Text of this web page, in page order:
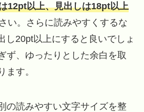
12pt以上、見出しは18pt以上
い。さらに読みやすくするな
し20pt以上にすると良いでしょ
ず、ゆったりとした余白を取
ます。
の読みやすい文字サイズを整